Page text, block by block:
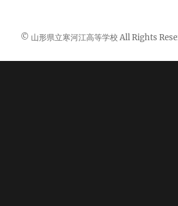
© 山形県立寒河江高等学校 All Rights